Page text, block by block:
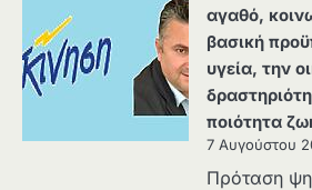
αγαθό,
βασική
υγεία, την
ποιότητα
7 Αυγούστου
Πρόταση